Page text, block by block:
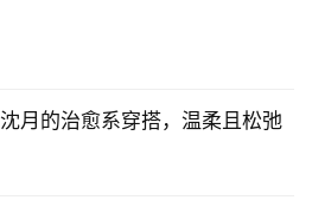
月的治愈系穿搭，温柔且松弛